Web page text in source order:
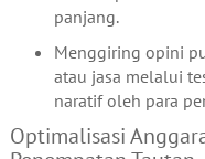
panjang.
Menggiring opini
atau jasa melalui
naratif oleh para
Optimalisasi